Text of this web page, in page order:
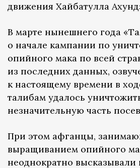
движения Хайбатулла
В марте нынешнего года
о начале кампании по
опийного мака по всей
из последних данных,
к настоящему времени в
талибам удалось
незначительную часть
При этом афганцы,
выращиванием опийного
неоднократно